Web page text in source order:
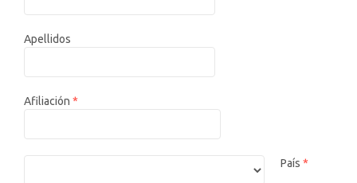
Apellidos
Afiliación *
País *